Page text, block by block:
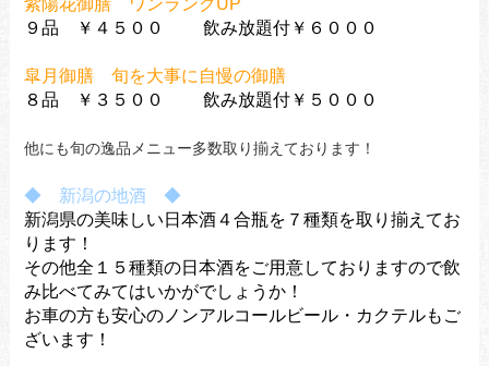
９品 ￥４５００ 飲み放題付￥６０００
皐月御膳 旬を大事に自慢の御膳
８品 ￥３５００ 飲み放題付￥５０００
他にも旬の逸品メニュー多数取り揃えております！
◆ 新潟の地酒 ◆
新潟県の美味しい日本酒４合瓶を７種類を取り揃えてお
ります！
その他全１５種類の日本酒をご用意しておりますので飲
み比べてみてはいかがでしょうか！
お車の方も安心のノンアルコールビール・カクテルもご
ざいます！